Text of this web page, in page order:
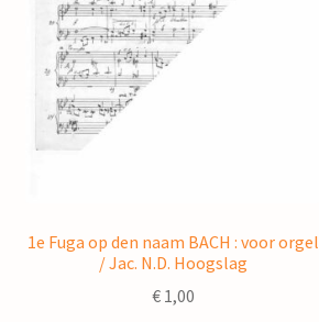
1e Fuga op den naam BACH : voor orgel
/ Jac. N.D. Hoogslag
€1,00